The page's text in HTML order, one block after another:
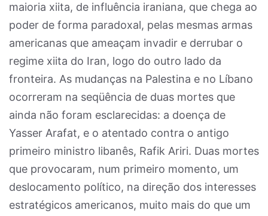
maioria xiita, de influência iraniana, que chega ao
poder de forma paradoxal, pelas mesmas armas
americanas que ameaçam invadir e derrubar o
regime xiita do Iran, logo do outro lado da
fronteira. As mudanças na Palestina e no Líbano
ocorreram na seqüência de duas mortes que
ainda não foram esclarecidas: a doença de
Yasser Arafat, e o atentado contra o antigo
primeiro ministro libanês, Rafik Ariri. Duas mortes
que provocaram, num primeiro momento, um
deslocamento político, na direção dos interesses
estratégicos americanos, muito mais do que um